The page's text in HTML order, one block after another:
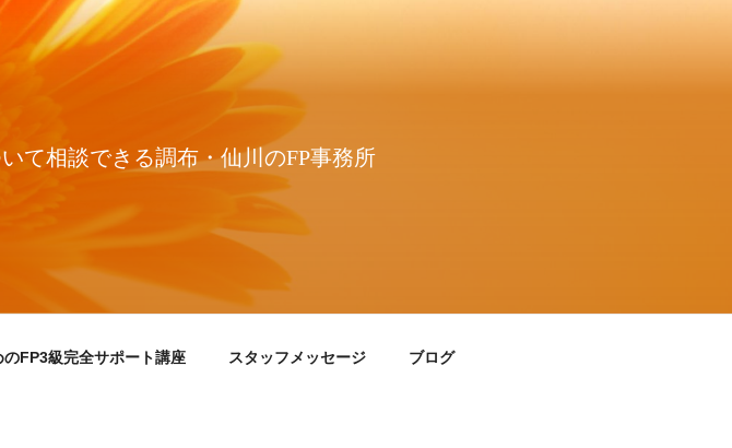
て相談できる調布・仙川のFP事務所
FP3級完全サポート講座 スタッフメッセージ ブログ